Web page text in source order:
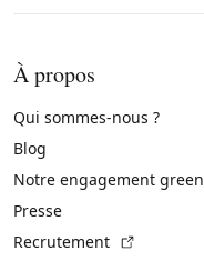
À propos
Qui sommes-nous ?
Blog
Notre engagement green
Presse
Recrutement